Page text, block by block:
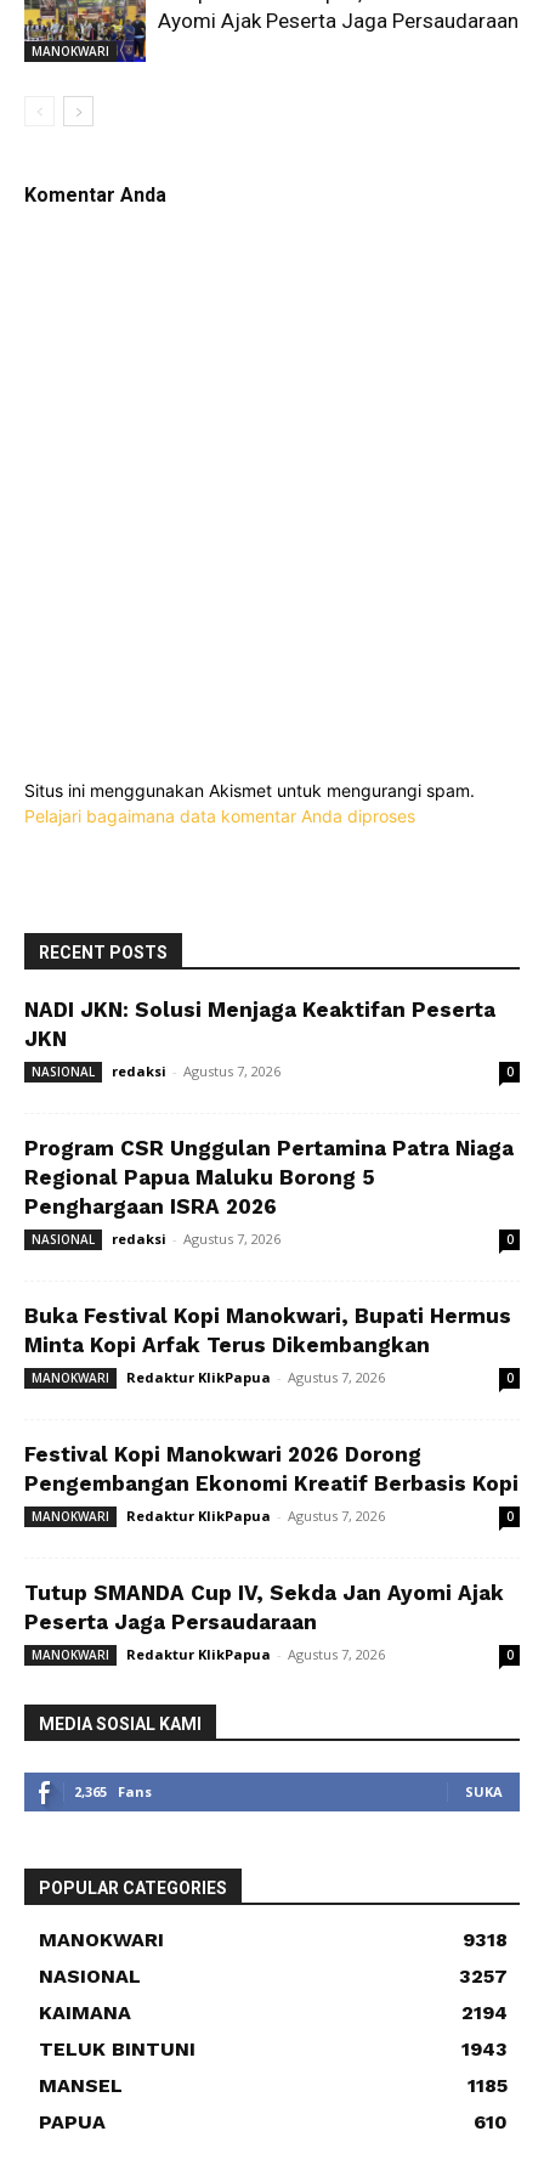
MANOKWARI
Ayomi Ajak Peserta Jaga Persaudaraan
Komentar Anda
Situs ini menggunakan Akismet untuk mengurangi spam.
Pelajari bagaimana data komentar Anda diproses
RECENT POSTS
NADI JKN: Solusi Menjaga Keaktifan Peserta
JKN
NASIONAL redaksi - Agustus 7, 2026 0
Program CSR Unggulan Pertamina Patra Niaga
Regional Papua Maluku Borong 5
Penghargaan ISRA 2026
NASIONAL redaksi - Agustus 7, 2026 0
Buka Festival Kopi Manokwari, Bupati Hermus
Minta Kopi Arfak Terus Dikembangkan
MANOKWARI Redaktur KlikPapua - Agustus 7, 2026 0
Festival Kopi Manokwari 2026 Dorong
Pengembangan Ekonomi Kreatif Berbasis Kopi
MANOKWARI Redaktur KlikPapua - Agustus 7, 2026 0
Tutup SMANDA Cup IV, Sekda Jan Ayomi Ajak
Peserta Jaga Persaudaraan
MANOKWARI Redaktur KlikPapua - Agustus 7, 2026 0
MEDIA SOSIAL KAMI
2,365 Fans SUKA
POPULAR CATEGORIES
MANOKWARI
9318
NASIONAL
3257
KAIMANA
2194
TELUK BINTUNI
1943
MANSEL
1185
PAPUA
610